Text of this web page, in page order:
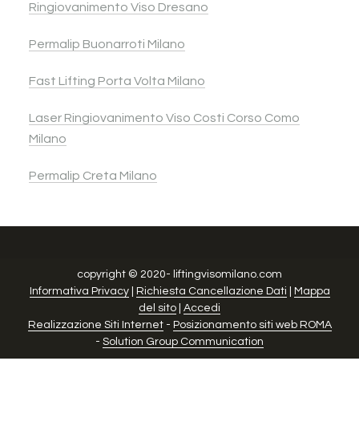
Ringiovanimento Viso Dresano
Permalip Buonarroti Milano
Fast Lifting Porta Volta Milano
Laser Ringiovanimento Viso Costi Corso Como
Milano
Permalip Creta Milano
copyright © 2020- liftingvisomilano.com
Informativa Privacy| Richiesta Cancellazione Dati
Mappa
del sito
Accedi
Realizzazione Siti Internet- Posizionamento siti web ROMA
- Solution Group Communication